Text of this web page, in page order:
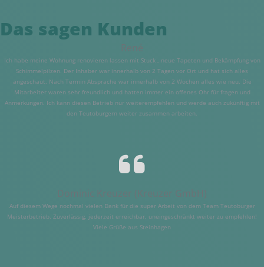
Das sagen Kunden
René
Ich habe meine Wohnung renovieren lassen mit Stuck , neue Tapeten und Bekämpfung von
Schimmelpilzen. Der Inhaber war innerhalb von 2 Tagen vor Ort und hat sich alles
angeschaut. Nach Termin Absprache war innerhalb von 2 Wochen alles wie neu. Die
Mitarbeiter waren sehr freundlich und hatten immer ein offenes Ohr für fragen und
Anmerkungen. Ich kann diesen Betrieb nur weiterempfehlen und werde auch zukünftig mit
den Teutoburgern weiter zusammen arbeiten.
Dominic Kreuzer (Kreuzer GmbH)
Auf diesem Wege nochmal vielen Dank für die super Arbeit von dem Team Teutoburger
Meisterbetrieb. Zuverlässig, jederzeit erreichbar, uneingeschränkt weiter zu empfehlen!
Viele Grüße aus Steinhagen